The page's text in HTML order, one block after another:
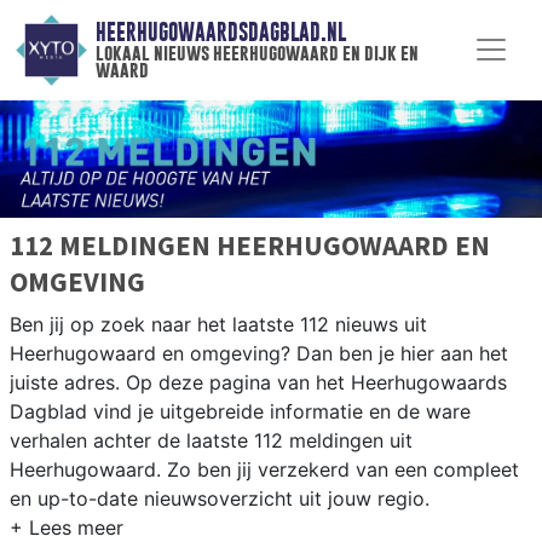
HEERHUGOWAARDSDAGBLAD.NL
lokaal nieuws heerhugowaard en dijk en
waard
112 MELDINGEN HEERHUGOWAARD EN
OMGEVING
Ben jij op zoek naar het laatste 112 nieuws uit
Heerhugowaard en omgeving? Dan ben je hier aan het
juiste adres. Op deze pagina van het Heerhugowaards
Dagblad vind je uitgebreide informatie en de ware
verhalen achter de laatste 112 meldingen uit
Heerhugowaard. Zo ben jij verzekerd van een compleet
en up-to-date nieuwsoverzicht uit jouw regio.